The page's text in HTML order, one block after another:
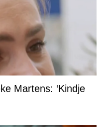
Martens: ‘Kindje